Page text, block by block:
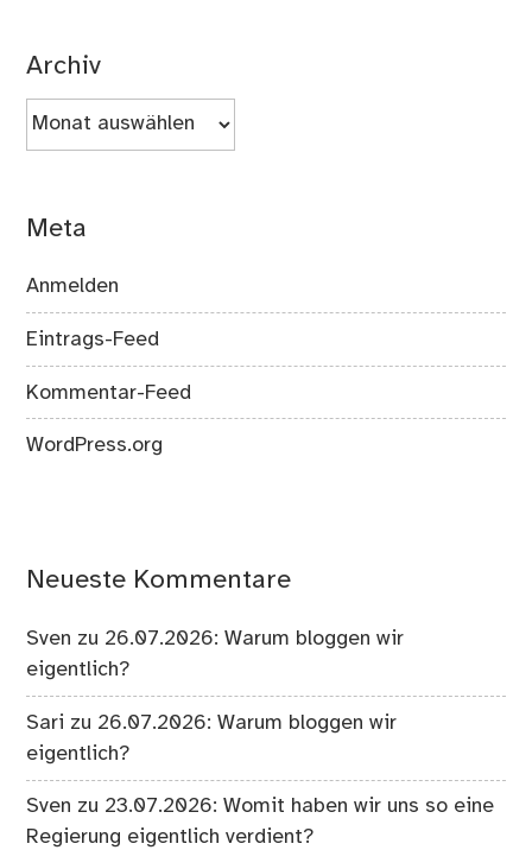
Archiv
Archiv
Meta
Anmelden
Eintrags-Feed
Kommentar-Feed
WordPress.org
Neueste Kommentare
Sven zu 26.07.2026: Warum bloggen wir
eigentlich?
Sari zu 26.07.2026: Warum bloggen wir
eigentlich?
Sven zu 23.07.2026: Womit haben wir uns so eine
Regierung eigentlich verdient?